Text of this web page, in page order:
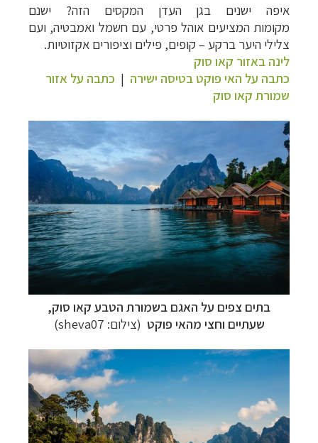
איפה ישנים בגן העדן המקסים הזה? ישנם
מקומות המציעים אוהל פרטי, עם חשמל ואמבטיה, ועם
צלילי היער ברקע – קופים, פילים וציפורים אקזוטיות.
לינה באזור קאו סוק
כתבה על האי פוקט בטיסה ישירה | כתבה על אזור
שמורת קאו סוק
בתים צפים על האגם בשמורת הטבע קאו סוק,
שעתיים וחצי מהאי פוקט (צילום: sheva07
)